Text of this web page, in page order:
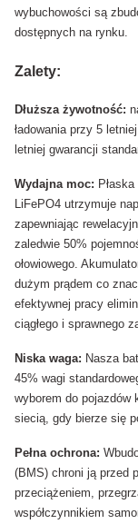
wybuchowości są
dostępnych na rynku.
Zalety:
Dłuższa żywotność:
ładowania przy 5
letniej gwarancji
Wydajna moc:
LiFePO4 utrzymuje
zapewniając
zaledwie 50%
ołowiowego.
dużym prądem co
efektywnej pracy
ciągłego i sprawnego
Niska waga: Nasza
45% wagi
wyborem do pojazdów
siecią, gdy bierze się
Pełna ochrona:
(BMS) chroni ją przed
przeciążeniem,
współczynnikiem